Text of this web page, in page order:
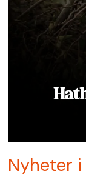
Nyheter